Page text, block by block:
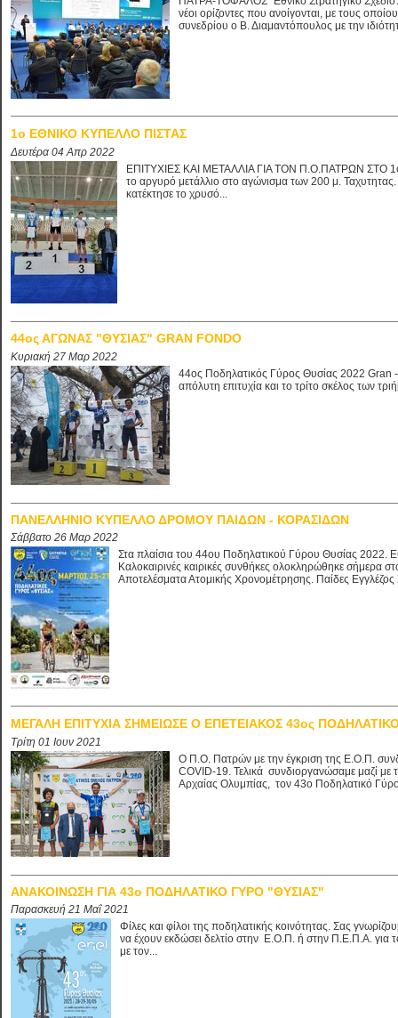
νέοι ορίζοντες που ανοίγονται, με τους
συνεδρίου ο Β. Διαμαντόπουλος με την
1o ΕΘΝΙΚΟ ΚΥΠΕΛΛΟ ΠΙΣΤΑΣ
Δευτέρα 04 Απρ 2022
ΕΠΙΤΥΧΙΕΣ ΚΑΙ ΜΕΤΑΛΛΙΑ ΓΙΑ ΤΟΝ Π.Ο.ΠΑΤΡΩΝ ΣΤΟ
το αργυρό μετάλλιο στο αγώνισμα των 200 μ.
κατέκτησε το χρυσό...
44ος ΑΓΩΝΑΣ "ΘΥΣΙΑΣ" GRAN FONDO
Κυριακή 27 Μαρ 2022
44ος Ποδηλατικός Γύρος Θυσίας 2022 Gran
απόλυτη επιτυχία και το τρίτο σκέλος των
ΠΑΝΕΛΛΗΝΙΟ ΚΥΠΕΛΛΟ ΔΡΟΜΟΥ ΠΑΙΔΩΝ - ΚΟΡΑΣΙΔΩΝ
Σάββατο 26 Μαρ 2022
Στα πλαίσια του 44ου Ποδηλατικού Γύρου Θυσίας
Καλοκαιρινές καιρικές συνθήκες ολοκληρώθηκε σήμερα
Αποτελέσματα Ατομικής Χρονομέτρησης. Παίδες
ΜΕΓΑΛΗ ΕΠΙΤΥΧΙΑ ΣΗΜΕΙΩΣΕ Ο ΕΠΕΤΕΙΑΚΟΣ 43ος
Τρίτη 01 Ιουν 2021
Ο Π.Ο. Πατρών με την έγκριση της Ε.Ο.Π.
COVID-19. Τελικά συνδιοργανώσαμε μαζί με
Αρχαίας Ολυμπίας, τον 43ο Ποδηλατικό
ΑΝΑΚΟΙΝΩΣΗ ΓΙΑ 43ο ΠΟΔΗΛΑΤΙΚΟ ΓΥΡΟ "ΘΥΣΙΑΣ"
Παρασκευή 21 Μαΐ 2021
Φίλες και φίλοι της ποδηλατικής κοινότητας. Σας
να έχουν εκδώσει δελτίο στην Ε.Ο.Π. ή στην Π.Ε.Π.Α. για
με τον...